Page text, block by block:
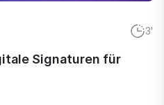
3'
Signaturen für